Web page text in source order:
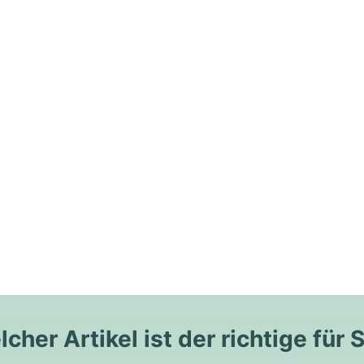
Artikel ist der richtige für